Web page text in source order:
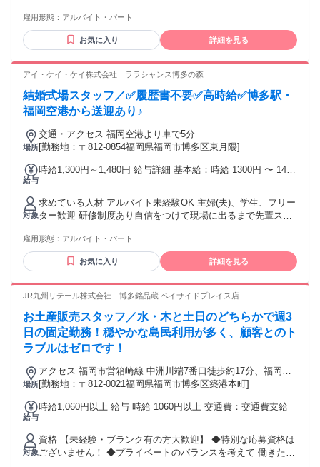
〓:::〓:::〓:::〓
ークOK ・主婦/主夫活躍中 ・扶養内勤務OK
雇用形態： アルバイト・パート
お気に入り 詳細を見る
アイ・ケイ・ケイ株式会社 ララシャンス博多の森
結婚式場スタッフ／✅履歴書不要✅高時給✅博多駅・
福岡空港から送迎あり♪
場所
交通・アクセス 福岡空港より車で5分
[勤務地：〒812-0854福岡県福岡市博多区東月隈]
給与
時給1,300円～1,480円 給与詳細 基本給：時給 1300円 〜 1480
日支払い
対象
求めている人材 アルバイト未経験OK 主婦(夫)、学生、フリー
ター歓迎 研修制度あり自信をつけて現場に出るまで先輩スタ
の経験がない方も安心して働けますよ♪ 糟屋郡志免町・粕屋町
から出勤されるスタッフも在籍！
雇用形態： アルバイト・パート
お気に入り 詳細を見る
JR九州リテール株式会社 博多銘品蔵 ベイサイドプレイス店
お土産販売スタッフ／水・木と土日のどちらかで週3
日の固定勤務！穏やかな島民利用が多く、顧客とのト
ラブルはゼロです！
場所
アクセス 福岡市営箱崎線 中洲川端7番口徒歩約17分、福岡市
営箱崎線 呉服町（福岡県）3番口徒歩約17分
[勤務地：〒812-0021福岡県福岡市博多区築港本町]
給与
時給1,060円以上 給与 時給 1060円以上 交通費：交通費支給
対象
資格 【未経験・ブランク有の方大歓迎】 ◆特別な応募資格は
ございません！ ◆プライベートのバランスを考えて 働きたい